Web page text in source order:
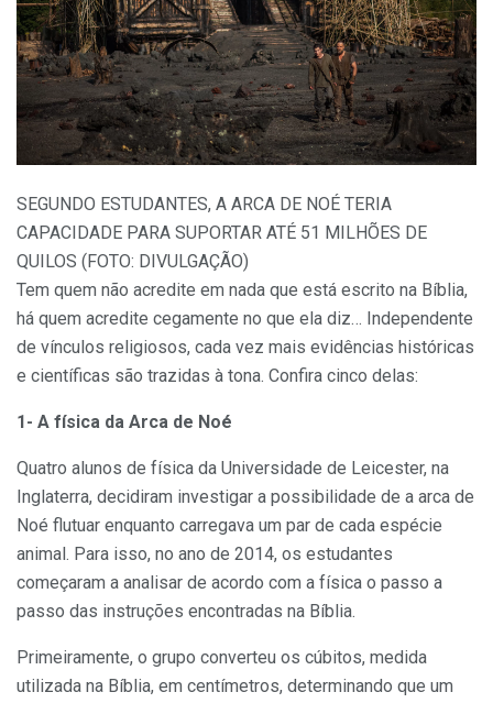
SEGUNDO ESTUDANTES, A ARCA DE NOÉ TERIA
CAPACIDADE PARA SUPORTAR ATÉ 51 MILHÕES DE
QUILOS (FOTO: DIVULGAÇÃO)
Tem quem não acredite em nada que está escrito na Bíblia,
há quem acredite cegamente no que ela diz… Independente
de vínculos religiosos, cada vez mais evidências históricas
e científicas são trazidas à tona. Confira cinco delas:
1- A física da Arca de Noé
Quatro alunos de física da Universidade de Leicester, na
Inglaterra, decidiram investigar a possibilidade de a arca de
Noé flutuar enquanto carregava um par de cada espécie
animal. Para isso, no ano de 2014, os estudantes
começaram a analisar de acordo com a física o passo a
passo das instruções encontradas na Bíblia.
Primeiramente, o grupo converteu os cúbitos, medida
utilizada na Bíblia, em centímetros, determinando que um